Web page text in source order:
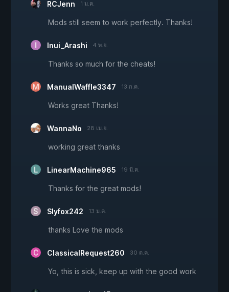
RCJenn 1 ม.ค.
Mods still seem to work perfectly. Thanks!
Inui_Arashi 4 พ.ย.
Thanks so much for the cheats!
ManualWaffle3347 13 ก.ค.
Works great Thanks!
WannaNo 28 เม.ย.
working great thanks
LinearMachine965 19 มี.ค.
Thanks for the great mods!
Slyfox242 13 ม.ค.
thanks Love the mods
ClassicalRequest260 30 ต.ค.
Yo, this is sick, keep up with the good work